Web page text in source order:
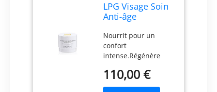
LPG Visage Soin
Anti-âge
Cellulaire 50ml
Nourrit pour un
confort
intense.Régénère
optimale.Affine le
grain de
110,00 €